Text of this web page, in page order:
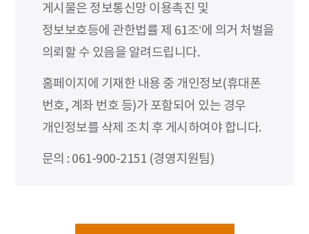
게시물은 정보통신망 이용촉진 및
정보보호등에 관한법률 제 61조’에 의거 처벌을
의뢰할 수 있음을 알려드립니다.
홈페이지에 기재한 내용 중 개인정보(휴대폰
번호, 계좌 번호 등)가 포함되어 있는 경우
개인정보를 삭제 조치 후 게시하여야 합니다.
문의 : 061-900-2151 (경영지원팀)